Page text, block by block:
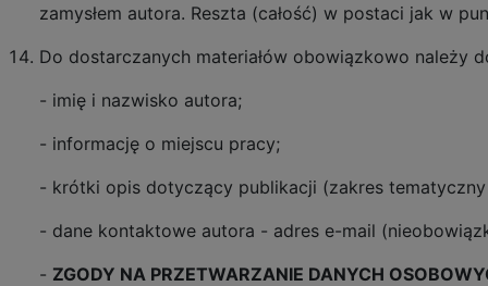
zamysłem autora. Reszta (całość) w postaci jak w
Do dostarczanych materiałów obowiązkowo należy
- imię i nazwisko autora;
- informację o miejscu pracy;
- krótki opis dotyczący publikacji (zakres
- dane kontaktowe autora - adres e-mail
- ZGODY NA PRZETWARZANIE DANYCH